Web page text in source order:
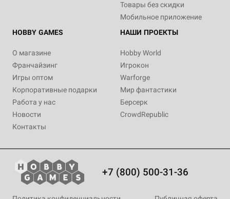
Товары без скидки
Мобильное приложение
HOBBY GAMES
О магазине
Франчайзинг
Игры оптом
Корпоративные подарки
Работа у нас
Новости
Контакты
НАШИ ПРОЕКТЫ
Hobby World
Игрокон
Warforge
Мир фантастики
Берсерк
CrowdRepublic
+7 (800) 500-31-36